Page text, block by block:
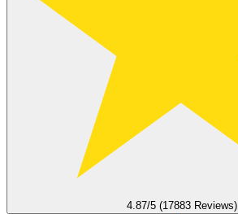
4.87/5 (17883 Reviews)